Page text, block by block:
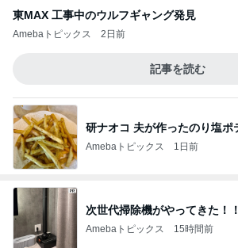
東MAX 工事中のウルフギャング発見
Amebaトピックス 2日前
記事を読む
研ナオコ 夫が作ったのり塩ポ
Amebaトピックス 1日前
次世代掃除機がやってきた！！
Amebaトピックス 15時間前